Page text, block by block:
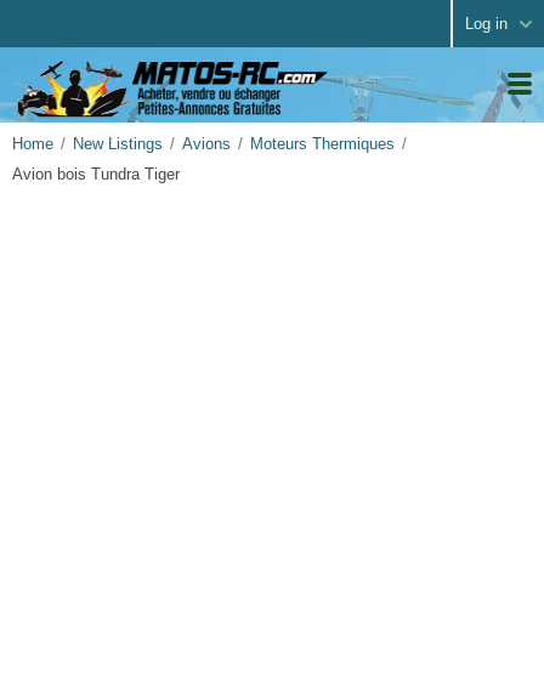
Log in
Home New Listings Avions
Moteurs Thermiques
Avion bois Tundra Tiger